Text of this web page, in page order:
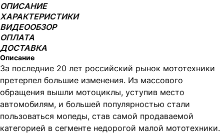
ОПИСАНИЕ
ХАРАКТЕРИСТИКИ
ВИДЕООБЗОР
ОПЛАТА
ДОСТАВКА
Описание
За последние 20 лет российский рынок мототехники
претерпел большие изменения. Из массового
обращения вышли мотоциклы, уступив место
автомобилям, и большей популярностью стали
пользоваться мопеды, став самой продаваемой
категорией в сегменте недорогой малой мототехники.